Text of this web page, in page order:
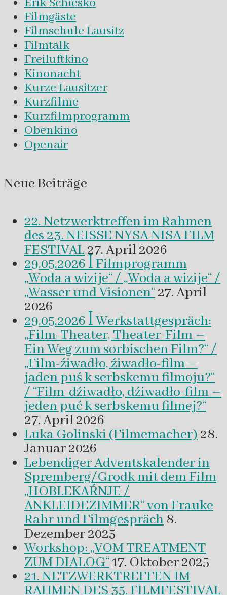
Filmgäste
Filmschule Lausitz
Filmtalk
Freiluftkino
Kinonacht
Kurze Lausitzer
Kurzfilme
Kurzfilmprogramm
Obenkino
Openair
Neue Beiträge
22. Netzwerktreffen im Rahmen
des 23. NEISSE NYSA NISA FILM
FESTIVAL27. April 2026
29.05.2026 ꟾ Filmprogramm
„Woda a wizije“ / „Woda a wizije“ /
„Wasser und Visionen“27. April
2026
29.05.2026 ꟾ Werkstattgespräch:
„Film-Theater, Theater-Film –
Ein Weg zum sorbischen Film?“ /
„Film-źiwadło, źiwadło-film –
jaden puś k serbskemu filmoju?“
/ “Film-dźiwadło, dźiwadło-film –
jeden puć k serbskemu filmej?“
27. April 2026
Luka Golinski (Filmemacher)28.
Januar 2026
Lebendiger Adventskalender in
Spremberg/Grodk mit dem Film
„HOBLEKAŔNJE /
ANKLEIDEZIMMER“ von Frauke
Rahr und Filmgespräch 8.
Dezember 2025
Workshop: „VOM TREATMENT
ZUM DIALOG“17. Oktober 2025
21. NETZWERKTREFFEN IM
RAHMEN DES 35. FILMFESTIVAL